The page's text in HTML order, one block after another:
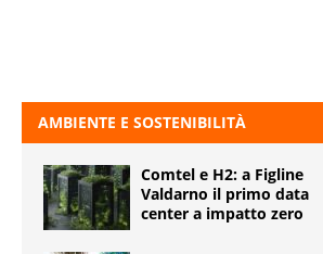
AMBIENTE E SOSTENIBILITÀ
Comtel e H2: a Figline
Valdarno il primo data
center a impatto zero